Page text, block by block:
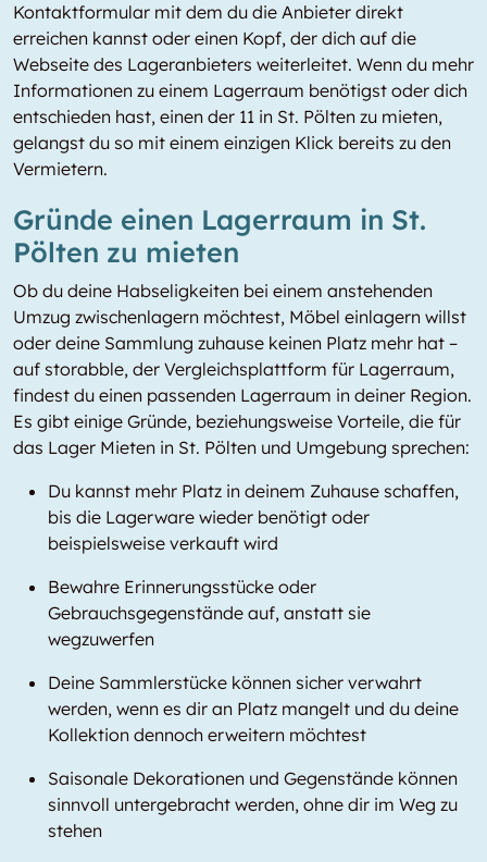
Kontaktformular mit dem du die Anbieter direkt
erreichen kannst oder einen Kopf, der dich auf die
Webseite des Lageranbieters weiterleitet. Wenn du mehr
Informationen zu einem Lagerraum benötigst oder dich
entschieden hast, einen der 11 in St. Pölten zu mieten,
gelangst du so mit einem einzigen Klick bereits zu den
Vermietern.
Gründe einen Lagerraum in St.
Pölten zu mieten
Ob du deine Habseligkeiten bei einem anstehenden
Umzug zwischenlagern möchtest, Möbel einlagern willst
oder deine Sammlung zuhause keinen Platz mehr hat –
auf storabble, der Vergleichsplattform für Lagerraum,
findest du einen passenden Lagerraum in deiner Region.
Es gibt einige Gründe, beziehungsweise Vorteile, die für
das Lager Mieten in St. Pölten und Umgebung sprechen:
Du kannst mehr Platz in deinem Zuhause schaffen,
bis die Lagerware wieder benötigt oder
beispielsweise verkauft wird
Bewahre Erinnerungsstücke oder
Gebrauchsgegenstände auf, anstatt sie
wegzuwerfen
Deine Sammlerstücke können sicher verwahrt
werden, wenn es dir an Platz mangelt und du deine
Kollektion dennoch erweitern möchtest
Saisonale Dekorationen und Gegenstände können
sinnvoll untergebracht werden, ohne dir im Weg zu
stehen